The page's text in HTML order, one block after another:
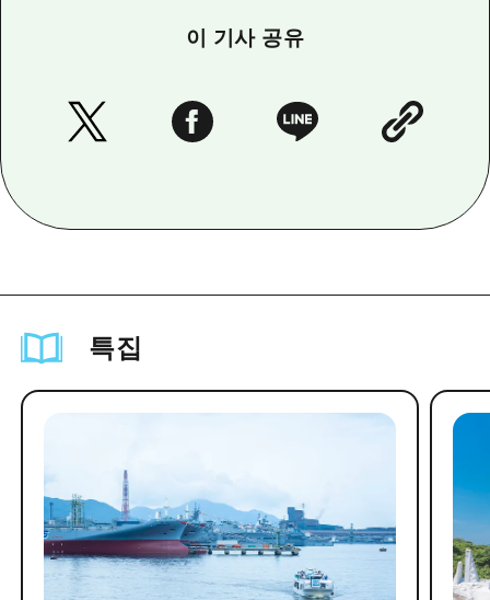
이 기사 공유
특집